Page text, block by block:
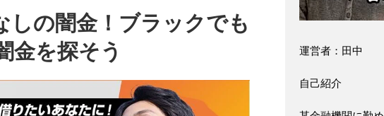
しの闇金！ブラックでも
金を探そう
運営者：田中
自己紹介